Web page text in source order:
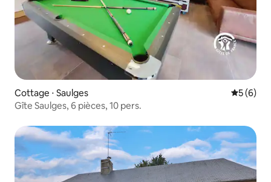
Cottage ⋅ Saulges
5 (6)
Gîte Saulges, 6 pièces, 10 pers.